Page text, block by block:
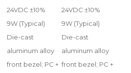
24VDC ±10%
24VDC ±10%
9W (Typical) 9W (Typical)
Die-cast
aluminum alloy
front bezel; PC +
Die-cast
aluminum alloy
front bezel; PC +